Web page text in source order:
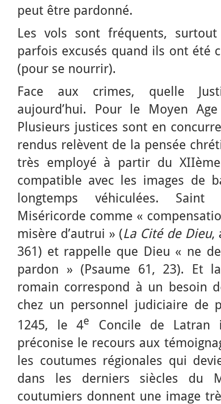
peut être pardonné.
Les vols sont fréquents,
parfois excusés quand ils ont été
(pour se nourrir).
Face aux crimes, quelle
aujourd’hui. Pour le Moyen
Plusieurs justices sont en
rendus relèvent de la pensée
très employé à partir du
compatible avec les images de
longtemps véhiculées.
Miséricorde comme «
misère d’autrui » (La Cité de Dieu,
361) et rappelle que Dieu « ne
pardon » (Psaume 61, 23). Et
romain correspond à un besoin
chez un personnel judiciaire de
1245, le 4e
Concile de Latran
préconise le recours aux
les coutumes régionales qui
dans les derniers siècles du
coutumiers donnent une image